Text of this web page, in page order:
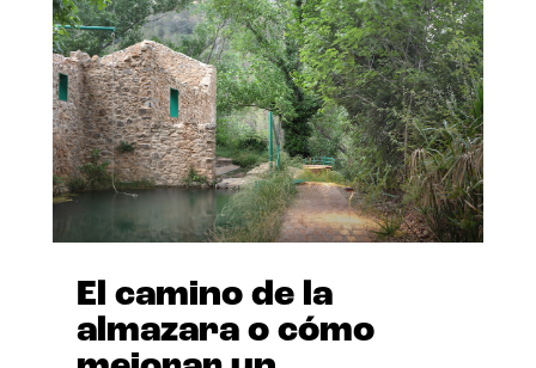
El camino de la
almazara o cómo